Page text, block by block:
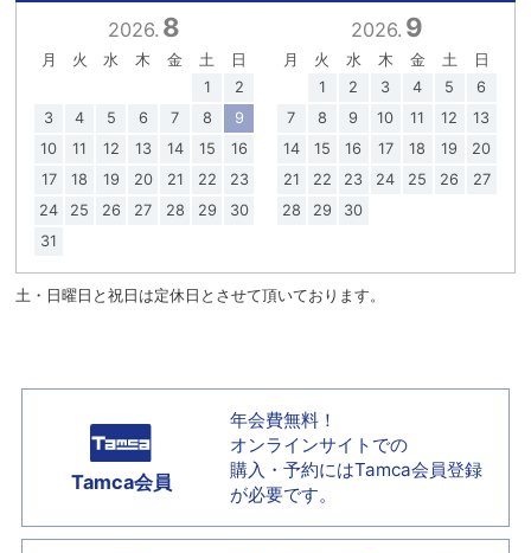
2026. 8
月 火 水 木 金 土
日
1
2
3
4 5 6 7 8
9
10
11 12 13 14 15
16
17
18 19 20 21 22
23
24
25 26 27 28 29
30
31
2026. 9
月 火 水 木 金 土
日
1
2 3 4 5
6
7
8 9 10 11 12
13
14
15 16 17 18 19
20
21
22 23 24 25 26
27
28
29 30
土・日曜日と祝日は定休日とさせて頂いております。
Tamca会員
年会費無料！
オンラインサイトでの
購入・予約にはTamca会員登録
が必要です。